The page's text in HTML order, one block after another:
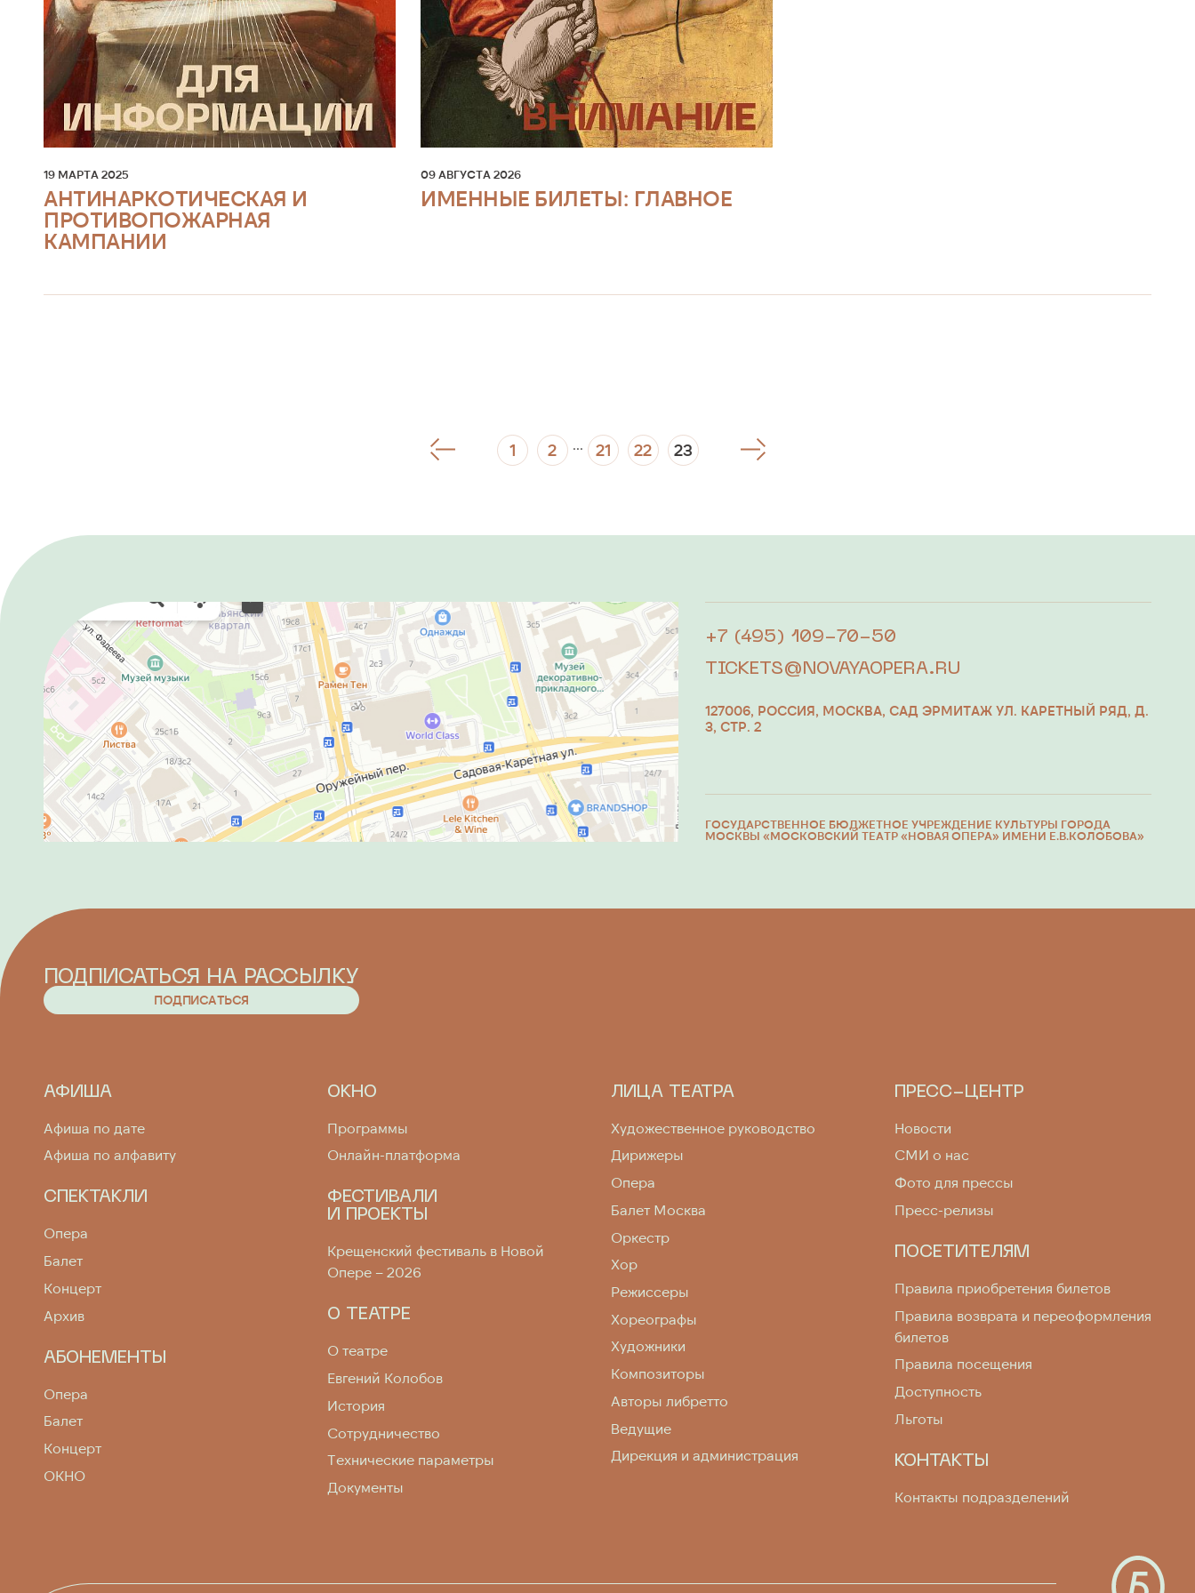
Крещенский фестиваль в Новой
Опере – 2026
О театре
Евгений Колобов
История
Сотрудничество
Технические параметры
Художественное руководство
Дирижеры
Опера
Балет Москва
Хореографы
Ведущие
Правила приобретения билетов
Правила возврата и переоформления
билетов
Правила посещения
Доступность
Льготы
Контакты подразделений
19 МАРТА 2025
АНТИНАРКОТИЧЕСКАЯ И
ПРОТИВОПОЖАРНАЯ
КАМПАНИИ
09 АВГУСТА 2026
ИМЕННЫЕ БИЛЕТЫ: ГЛАВНОЕ
1 2 ... 21 22 23
+7 (495) 109-70-50
TICKETS@NOVAYAOPERA.RU
127006, РОССИЯ, МОСКВА, CАД ЭРМИТАЖ УЛ. КАРЕТНЫЙ РЯД, Д.
3, СТР. 2
ГОСУДАРСТВЕННОЕ БЮДЖЕТНОЕ УЧРЕЖДЕНИЕ КУЛЬТУРЫ ГОРОДА
МОСКВЫ «МОСКОВСКИЙ ТЕАТР «НОВАЯ ОПЕРА» ИМЕНИ Е.В.КОЛОБОВА»
ПОДПИСАТЬСЯ НА РАССЫЛКУ
ПОДПИСАТЬСЯ
ПОДПИСАТЬСЯ
АФИША
Афиша по дате
Афиша по алфавиту
СПЕКТАКЛИ
Опера
Балет
Концерт
Архив
АБОНЕМЕНТЫ
Опера
Балет
Концерт
ОКНО
ОКНО
Программы
Онлайн-платформа
ФЕСТИВАЛИ
И ПРОЕКТЫ
Крещенский фестиваль в Новой
Опере – 2026
О ТЕАТРЕ
О театре
Евгений Колобов
История
Сотрудничество
Технические параметры
Документы
ЛИЦА ТЕАТРА
Художественное руководство
Дирижеры
Опера
Балет Москва
Оркестр
Хор
Режиссеры
Хореографы
Художники
Композиторы
Авторы либретто
Ведущие
Дирекция и администрация
ПРЕСС-ЦЕНТР
Новости
СМИ о нас
Фото для прессы
Пресс-релизы
ПОСЕТИТЕЛЯМ
Правила приобретения билетов
Правила возврата и переоформления
билетов
Правила посещения
Доступность
Льготы
КОНТАКТЫ
Контакты подразделений